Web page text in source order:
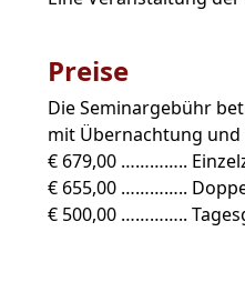
Preise
Die Seminargebühr
mit Übernachtung und
€ 679,00 …………..
€ 655,00 …………..
€ 500,00 …………..